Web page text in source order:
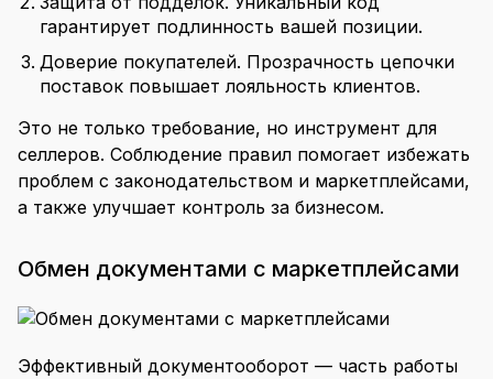
гарантирует подлинность вашей позиции.
Доверие покупателей. Прозрачность цепочки
поставок повышает лояльность клиентов.
Это не только требование, но инструмент для
селлеров. Соблюдение правил помогает избежать
проблем с законодательством и маркетплейсами,
а также улучшает контроль за бизнесом.
Обмен документами с маркетплейсами
Эффективный документооборот — часть работы